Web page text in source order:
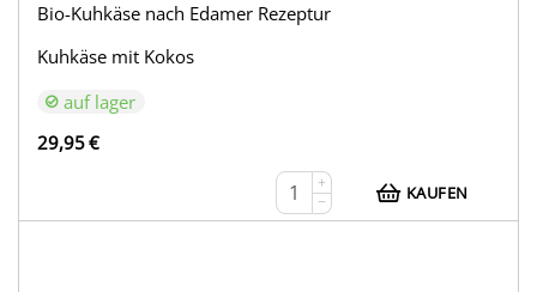
Bio-Kuhkäse nach Edamer Rezeptur
Kuhkäse mit Kokos
auf lager
29,95€
+
−
KAUFEN